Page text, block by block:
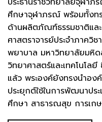
ศึกษาจุฬาภรณ์ พร้อมทั้งท
ด้านผลิตภัณฑ์ธรรมชาติและ
ศาสตราจารย์ประจำภาควิ
พยาบาล มหาวิทยาลัยมหิด
วิทยาศาสตร์และเทคโนโล
แล้ว พระองค์ยังทรงนำอง
ประยุกต์ใช้ในการพัฒนาปร
ศึกษา สาธารณสุข การเก